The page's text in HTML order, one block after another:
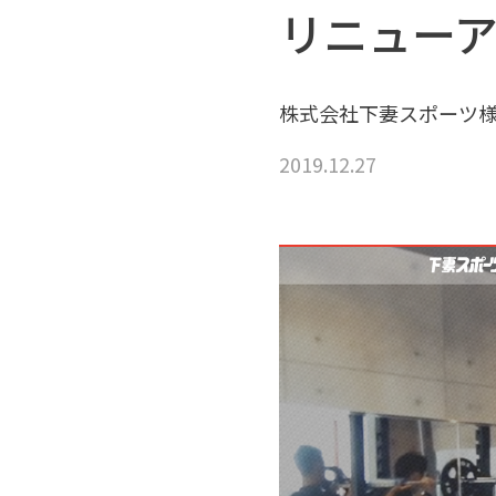
リニュー
株式会社下妻スポーツ
2019.12.27